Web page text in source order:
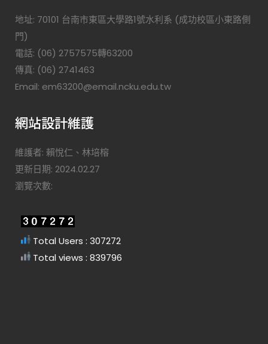
地址: 70101 台南市東區大學路1號水利系 (成功校區小東路側
門)
電話: (06) 2757575轉63200
傳真: (06) 2741463
Email: em63200@email.ncku.edu.tw
網站設計維護
維護者: 賴悅仁、林培榕
更新日期: 2024.02.27
瀏覽次數:
Total Users : 307272
Total views : 839796